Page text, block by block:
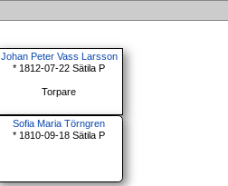
Johan Peter Vass Larsson
* 1812-07-22 Sätila P
Torpare
Sofia Maria Törngren
* 1810-09-18 Sätila P